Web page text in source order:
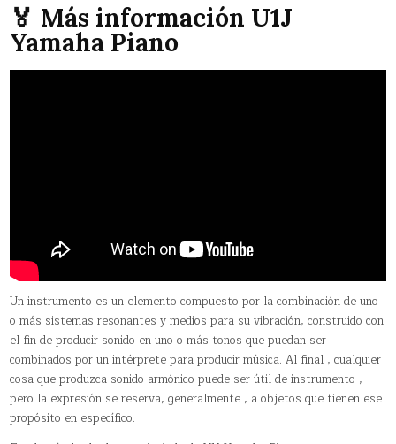
🏅 Más información U1J
Yamaha Piano
Un instrumento es un elemento compuesto por la combinación de uno
o más sistemas resonantes y medios para su vibración, construido con
el fin de producir sonido en uno o más tonos que puedan ser
combinados por un intérprete para producir música. Al final , cualquier
cosa que produzca sonido armónico puede ser útil de instrumento ,
pero la expresión se reserva, generalmente , a objetos que tienen ese
propósito en específico.